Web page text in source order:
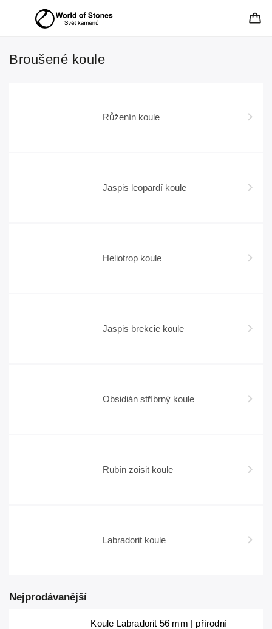
Broušené koule
Růženín koule
Jaspis leopardí koule
Heliotrop koule
Jaspis brekcie koule
Obsidián stříbrný koule
Rubín zoisit koule
Labradorit koule
Nejprodávanější
Koule Labradorit 56 mm | přírodní